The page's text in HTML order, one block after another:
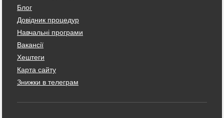
Блог
Довідник процедур
Навчальні програми
Вакансії
Хештеги
Карта сайту
Знижки в телеграм